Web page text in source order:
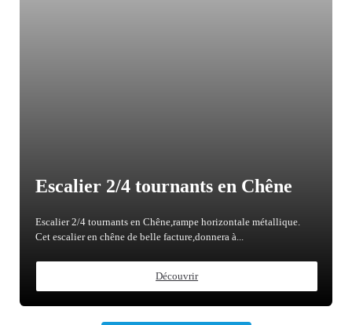
Escalier 2/4 tournants en Chêne
Escalier 2/4 tournants en Chêne,rampe horizontale métallique.
Cet escalier en chêne de belle facture,donnera à...
Découvrir